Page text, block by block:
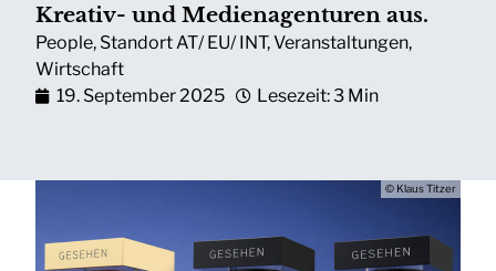
Kreativ- und Medienagenturen aus.
People, Standort AT/ EU/ INT,Veranstaltungen,
Wirtschaft
19. September 2025
Lesezeit: 3 Min
© Klaus Titzer